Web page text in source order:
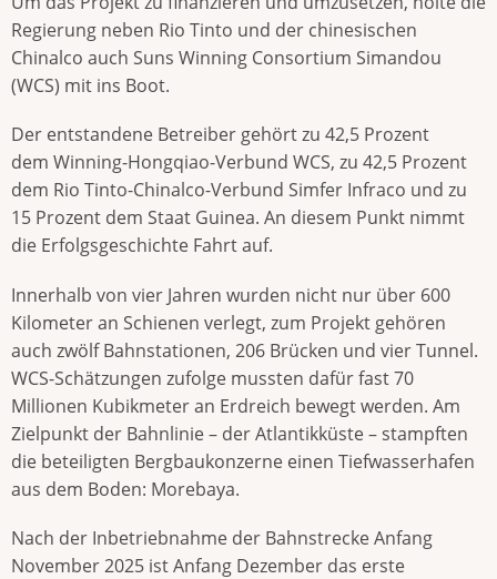
Regierung neben Rio Tinto und der chinesischen
Chinalco auch Suns Winning Consortium Simandou
(WCS) mit ins Boot.
Der entstandene Betreiber gehört zu 42,5 Prozent
dem Winning-Hongqiao-Verbund WCS, zu 42,5 Prozent
dem Rio Tinto-Chinalco-Verbund Simfer Infraco und zu
15 Prozent dem Staat Guinea. An diesem Punkt nimmt
die Erfolgsgeschichte Fahrt auf.
Innerhalb von vier Jahren wurden nicht nur über 600
Kilometer an Schienen verlegt, zum Projekt gehören
auch zwölf Bahnstationen, 206 Brücken und vier Tunnel.
WCS-Schätzungen zufolge mussten dafür fast 70
Millionen Kubikmeter an Erdreich bewegt werden. Am
Zielpunkt der Bahnlinie – der Atlantikküste – stampften
die beteiligten Bergbaukonzerne einen Tiefwasserhafen
aus dem Boden: Morebaya.
Nach der Inbetriebnahme der Bahnstrecke Anfang
November 2025 ist Anfang Dezember das erste